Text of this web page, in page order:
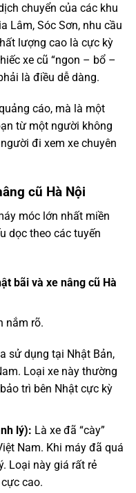
chuyển của các khu
Lâm, Sóc Sơn, nhu cầu
lượng cao là cực kỳ
xe cũ “ngon – bổ –
là điều dễ dàng.
cáo, mà là một
từ một người không
đi xem xe chuyên
cũ Hà Nội
móc lớn nhất miền
dọc theo các tuyến
bãi và xe nâng cũ Hà
nắm rõ.
sử dụng tại Nhật Bản,
Loại xe này thường
trì bên Nhật cực kỳ
lý): Là xe đã “cày”
Nam. Khi máy đã quá
Loại này giá rất rẻ
cao.